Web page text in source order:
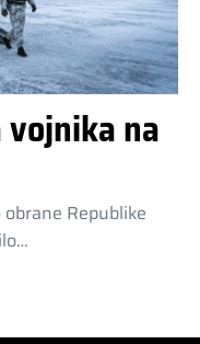
na
Republike